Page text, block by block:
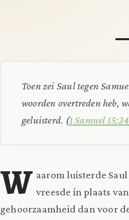
Toen zei Saul tegen
woorden overtreden heb,
geluisterd. (1 Samuel 15:24
W aarom luisterde
vreesde in plaats
gehoorzaamheid dan voor